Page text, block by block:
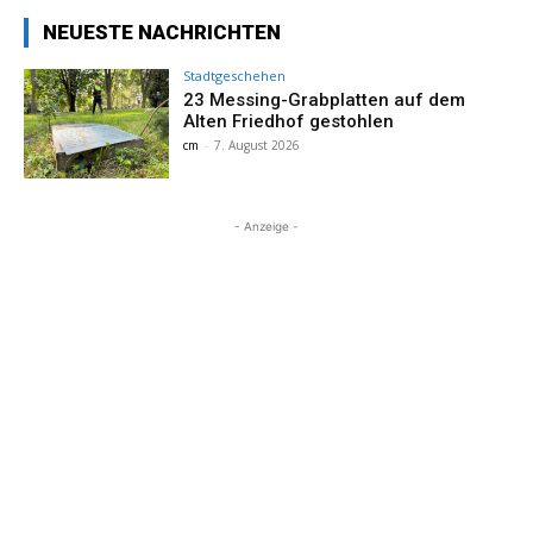
NEUESTE NACHRICHTEN
Stadtgeschehen
23 Messing-Grabplatten auf dem
Alten Friedhof gestohlen
cm - 7. August 2026
- Anzeige -